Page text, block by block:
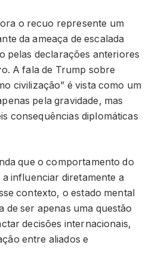
o recuo represente um
da ameaça de escalada
pelas declarações anteriores
A fala de Trump sobre
civilização” é vista como um
pela gravidade, mas
consequências diplomáticas
que o comportamento do
influenciar diretamente a
contexto, o estado mental
de ser apenas uma questão
decisões internacionais,
entre aliados e